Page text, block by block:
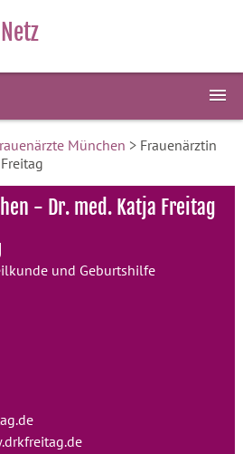
München > Frauenärztin
- Dr. med. Katja Freitag
und Geburtshilfe